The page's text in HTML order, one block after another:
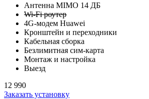
Антенна MIMO 14 ДБ
Wi-Fi роутер
4G-модем Huawei
Кронштейн и переходники
Кабельная сборка
Безлимитная сим-карта
Монтаж и настройка
Выезд
12 990
Заказать установку